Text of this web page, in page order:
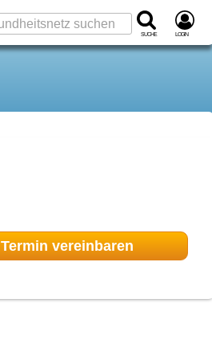
Suche Login
Termin vereinbaren